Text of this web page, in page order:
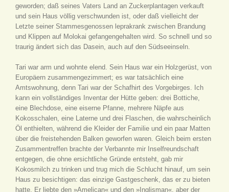
geworden; daß seines Vaters Land an Zuckerplantagen verkauft
und sein Haus völlig verschwunden ist, oder daß vielleicht der
Letzte seiner Stammesgenossen leprakrank zwischen Brandung
und Klippen auf Molokai gefangengehalten wird. So schnell und so
traurig ändert sich das Dasein, auch auf den Südseeinseln.
Tari war arm und wohnte elend. Sein Haus war ein Holzgerüst, von
Europäern zusammengezimmert; es war tatsächlich eine
Amtswohnung, denn Tari war der Schafhirt des Vorgebirges. Ich
kann ein vollständiges Inventar der Hütte geben: drei Bottiche,
eine Blechdose, eine eiserne Pfanne, mehrere Näpfe aus
Kokosschalen, eine Laterne und drei Flaschen, die wahrscheinlich
Öl enthielten, während die Kleider der Familie und ein paar Matten
über die freistehenden Balken geworfen waren. Gleich beim ersten
Zusammentreffen brachte der Verbannte mir Inselfreundschaft
entgegen, die ohne ersichtliche Gründe entsteht, gab mir
Kokosmilch zu trinken und trug mich die Schlucht hinauf, um sein
Haus zu besichtigen: das einzige Gastgeschenk, das er zu bieten
hatte. Er liebte den »Amelican« und den »Inglisman«, aber der